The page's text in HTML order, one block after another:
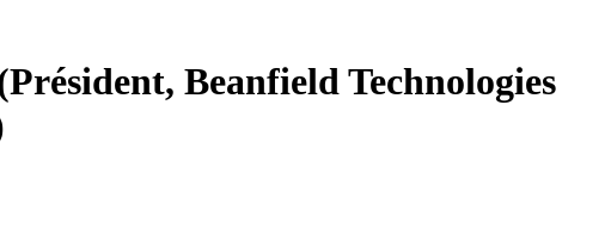
Beanfield Technologies